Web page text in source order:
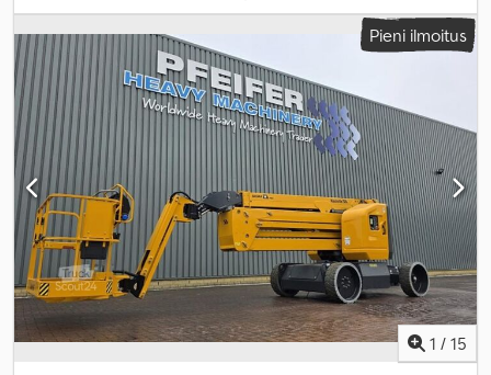
Pieni ilmoitus
1 / 15